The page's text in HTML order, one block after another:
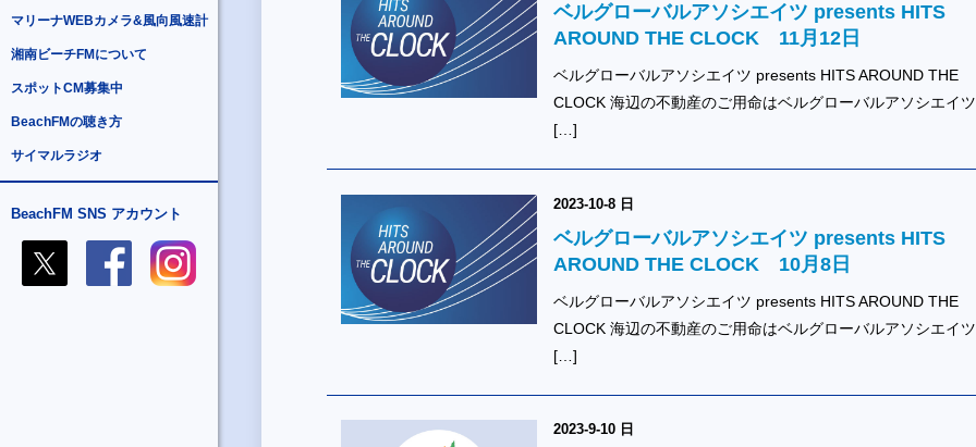
マリーナWEBカメラ&風向風速計
湘南ビーチFMについて
スポットCM募集中
BeachFMの聴き方
サイマルラジオ
BeachFM SNS アカウント
ベルグローバルアソシエイツ presents HITS
AROUND THE CLOCK 11月12日
ベルグローバルアソシエイツ presents HITS AROUND THE
CLOCK 海辺の不動産のご用命はベルグローバルアソシエイツ
[…]
2023-10-8 日
ベルグローバルアソシエイツ presents HITS
AROUND THE CLOCK 10月8日
ベルグローバルアソシエイツ presents HITS AROUND THE
CLOCK 海辺の不動産のご用命はベルグローバルアソシエイツ
[…]
2023-9-10 日